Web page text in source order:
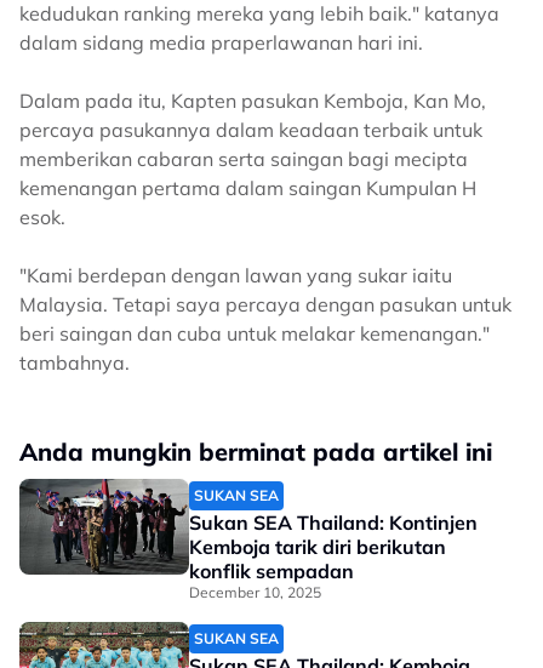
kedudukan ranking mereka yang lebih baik." katanya
dalam sidang media praperlawanan hari ini.
Dalam pada itu, Kapten pasukan Kemboja, Kan Mo,
percaya pasukannya dalam keadaan terbaik untuk
memberikan cabaran serta saingan bagi mecipta
kemenangan pertama dalam saingan Kumpulan H
esok.
"Kami berdepan dengan lawan yang sukar iaitu
Malaysia. Tetapi saya percaya dengan pasukan untuk
beri saingan dan cuba untuk melakar kemenangan."
tambahnya.
Anda mungkin berminat pada artikel ini
SUKAN SEA
Sukan SEA Thailand: Kontinjen
Kemboja tarik diri berikutan
konflik sempadan
December 10, 2025
SUKAN SEA